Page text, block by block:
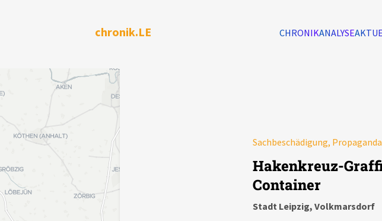
chronik.LE CHRONIKANALYSE
Sachbeschädigung, Propaganda
Hakenkreuz-
Container
Stadt Leipzig, Volkmarsdorf
Ereignisse